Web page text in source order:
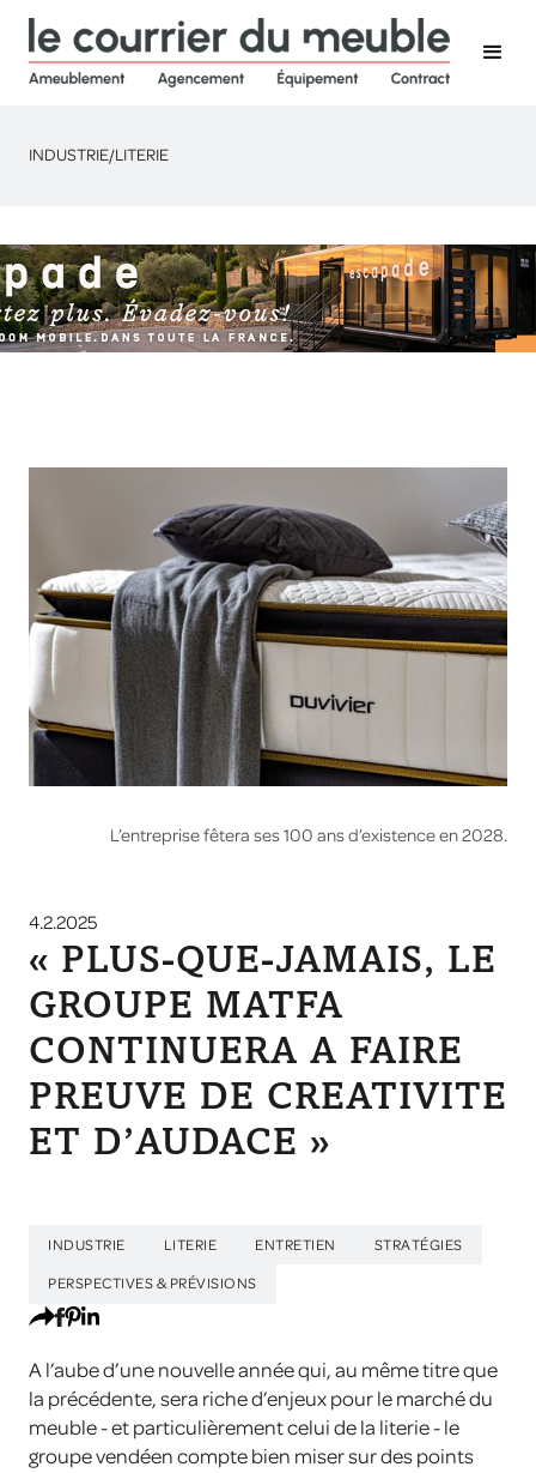
INDUSTRIE/LITERIE
L’entreprise fêtera ses 100 ans d’existence en 2028.
4.2.2025
« PLUS-QUE-JAMAIS, LE
GROUPE MATFA
CONTINUERA A FAIRE
PREUVE DE CREATIVITE
ET D’AUDACE »
INDUSTRIE LITERIE ENTRETIEN STRATÉGIES
PERSPECTIVES & PRÉVISIONS
A l’aube d’une nouvelle année qui, au même titre que
la précédente, sera riche d’enjeux pour le marché du
meuble - et particulièrement celui de la literie - le
groupe vendéen compte bien miser sur des points